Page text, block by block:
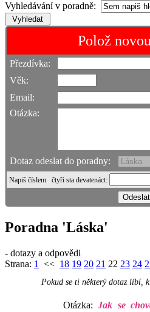
Vyhledávání v poradně:
Polož
Přezdívka:
Věk:
Email:
Otázka:
Dotaz odeslat do poradny:
Napiš číslem čtyři sta devatenáct:
Poradna 'Láska'
- dotazy a odpovědi
Strana: 1 << 18 19 20 21 22 23 24
Pokud se ti některý dotaz líbí,
Otázka:Jak se